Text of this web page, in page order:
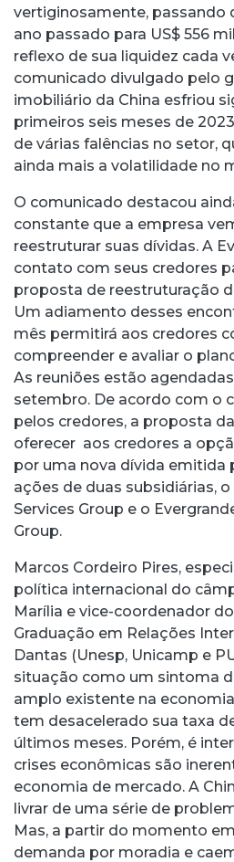
vertiginosamente, passando
ano passado para US$ 556
reflexo de sua liquidez cada
comunicado divulgado pelo
imobiliário da China esfriou
primeiros seis meses de
de várias falências no setor,
ainda mais a volatilidade no
O comunicado destacou
constante que a empresa
reestruturar suas dívidas. A
contato com seus credores
proposta de reestruturação
Um adiamento desses
mês permitirá aos credores
compreender e avaliar o
As reuniões estão
setembro. De acordo com o
pelos credores, a proposta
oferecer aos credores a
por uma nova dívida emitida
ações de duas subsidiárias,
Services Group e o
Group.
Marcos Cordeiro Pires,
política internacional do
Marília e vice-coordenador
Graduação em Relações
Dantas (Unesp, Unicamp e
situação como um sintoma
amplo existente na economia
tem desacelerado sua taxa
últimos meses. Porém, é
crises econômicas são
economia de mercado. A
livrar de uma série de
Mas, a partir do momento
demanda por moradia e